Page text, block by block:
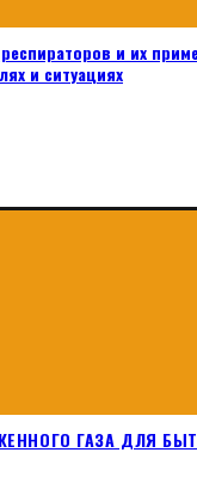
и их
и ситуациях
ГАЗА ДЛЯ